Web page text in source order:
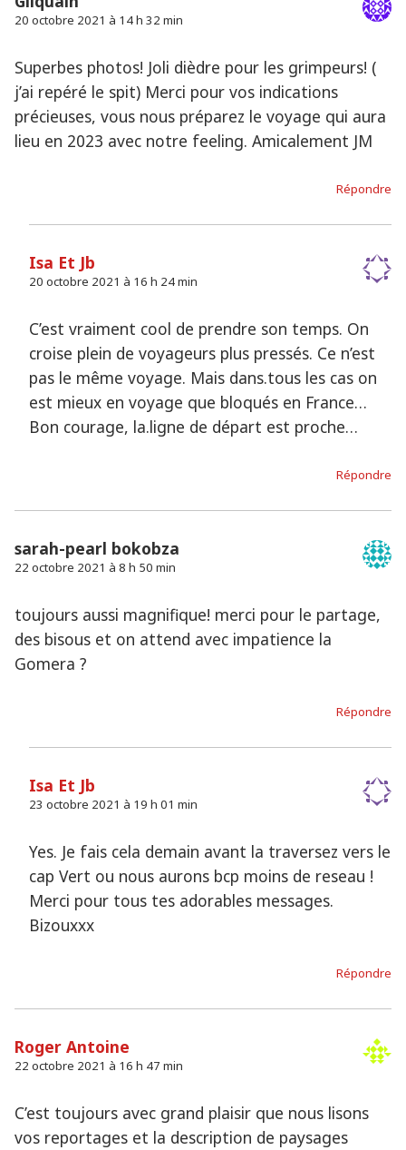
20 octobre 2021 à 14 h 32 min
Superbes photos! Joli dièdre pour les grimpeurs! (
j’ai repéré le spit) Merci pour vos indications
précieuses, vous nous préparez le voyage qui aura
lieu en 2023 avec notre feeling. Amicalement JM
Répondre
Isa Et Jb
20 octobre 2021 à 16 h 24 min
C’est vraiment cool de prendre son temps. On
croise plein de voyageurs plus pressés. Ce n’est
pas le même voyage. Mais dans.tous les cas on
est mieux en voyage que bloqués en France…
Bon courage, la.ligne de départ est proche…
Répondre
sarah-pearl bokobza
22 octobre 2021 à 8 h 50 min
toujours aussi magnifique! merci pour le partage,
des bisous et on attend avec impatience la
Gomera ?
Répondre
Isa Et Jb
23 octobre 2021 à 19 h 01 min
Yes. Je fais cela demain avant la traversez vers le
cap Vert ou nous aurons bcp moins de reseau !
Merci pour tous tes adorables messages.
Bizouxxx
Répondre
Roger Antoine
22 octobre 2021 à 16 h 47 min
C’est toujours avec grand plaisir que nous lisons
vos reportages et la description de paysages